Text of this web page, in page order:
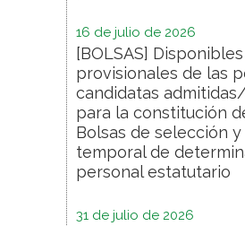
16 de julio de 2026
[BOLSAS]
provisionales de las
candidatas
para la constitución
Bolsas de selección
temporal de
personal estatutario
31 de julio de 2026